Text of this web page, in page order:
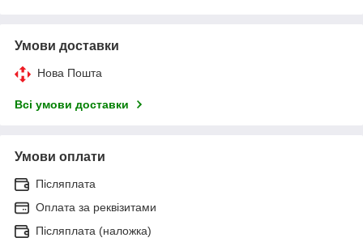
Умови доставки
Нова Пошта
Всі умови доставки
Умови оплати
Післяплата
Оплата за реквізитами
Післяплата (наложка)